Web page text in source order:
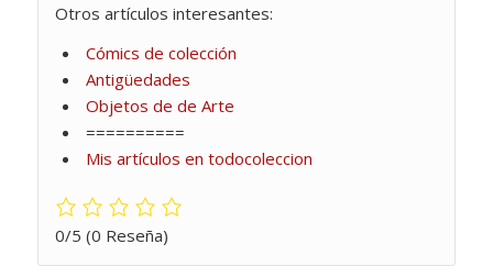
Otros artículos interesantes:
Cómics de colección
Antigüedades
Objetos de de Arte
==========
Mis artículos en todocoleccion
0/5 (0 Reseña)